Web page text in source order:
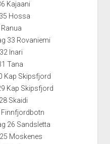
Kajaani
Hossa
33 Rovaniemi
Inari
Tana
Kap Skipsfjord
Kap Skipsfjord
Skaidi
Finnfjordbotn
26 Sandsletta
Moskenes